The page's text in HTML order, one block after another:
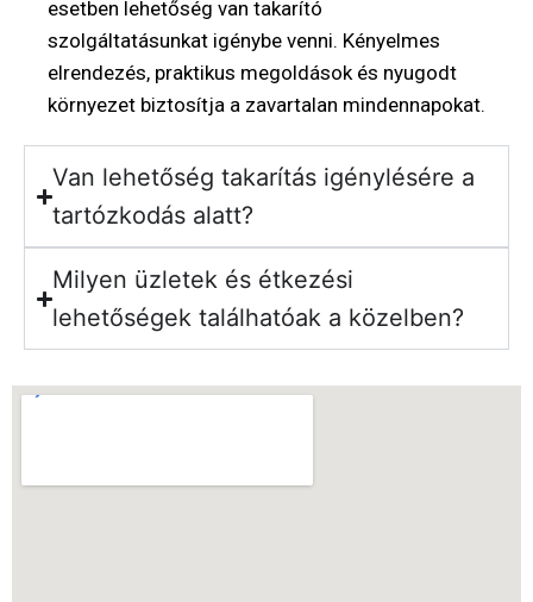
esetben lehetőség van takarító
szolgáltatásunkat igénybe venni. Kényelmes
elrendezés, praktikus megoldások és nyugodt
környezet biztosítja a zavartalan mindennapokat.
Van lehetőség takarítás igénylésére a
tartózkodás alatt?
Milyen üzletek és étkezési
lehetőségek találhatóak a közelben?